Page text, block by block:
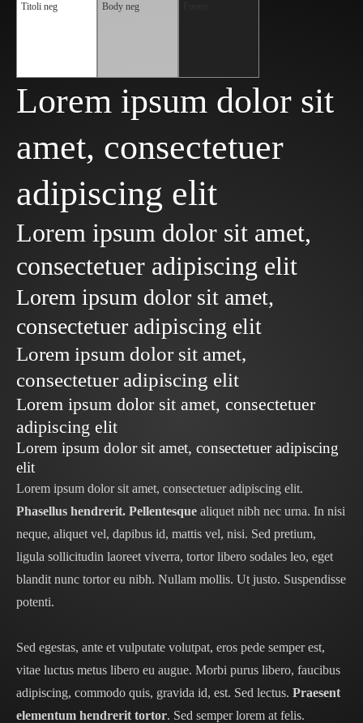
Titoli neg Body neg
Lorem ipsum dolor sit
amet, consectetuer
adipiscing elit
Lorem ipsum dolor sit amet,
consectetuer adipiscing elit
Lorem ipsum dolor sit amet,
consectetuer adipiscing elit
Lorem ipsum dolor sit amet,
consectetuer adipiscing elit
Lorem ipsum dolor sit amet, consectetuer
adipiscing elit
Lorem ipsum dolor sit amet, consectetuer adipiscing
elit
Lorem ipsum dolor sit amet, consectetuer adipiscing elit.
Phasellus hendrerit. Pellentesque aliquet nibh nec urna. In nisi
neque, aliquet vel, dapibus id, mattis vel, nisi. Sed pretium,
ligula sollicitudin laoreet viverra, tortor libero sodales leo, eget
blandit nunc tortor eu nibh. Nullam mollis. Ut justo. Suspendisse
potenti.
Sed egestas, ante et vulputate volutpat, eros pede semper est,
vitae luctus metus libero eu augue. Morbi purus libero, faucibus
adipiscing, commodo quis, gravida id, est. Sed lectus. Praesent
elementum hendrerit tortor. Sed semper lorem at felis.